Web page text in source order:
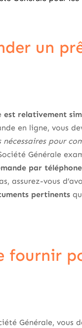
un
est relativement
en ligne, vous
pour
Générale
par
assurez-vous
pertinents
fournir
Générale, vous